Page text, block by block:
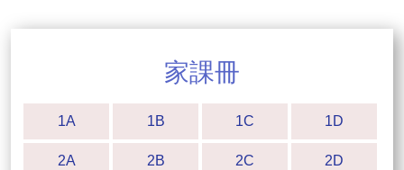
家課冊
1A 1B 1C 1D
2A 2B 2C 2D